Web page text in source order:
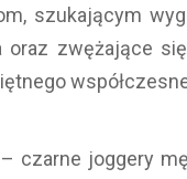
szukającym
zwężające
czarne joggery